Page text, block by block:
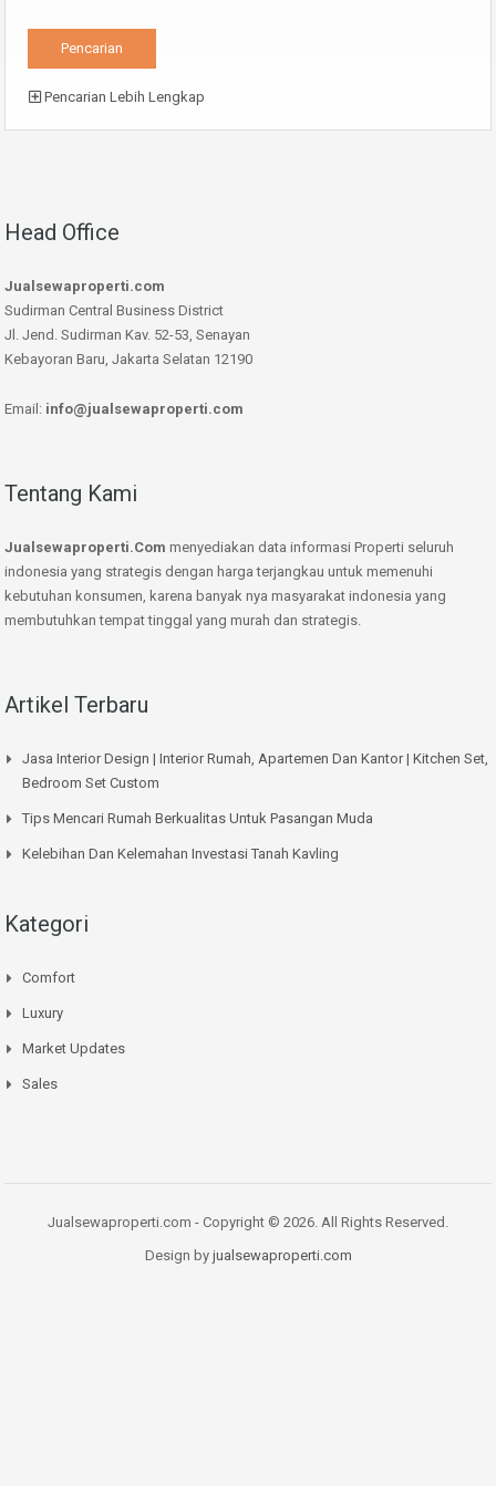
Pencarian Lebih Lengkap
Head Office
Jualsewaproperti.com
Sudirman Central Business District
Jl. Jend. Sudirman Kav. 52-53, Senayan
Kebayoran Baru, Jakarta Selatan 12190
Email: info@jualsewaproperti.com
Tentang Kami
Jualsewaproperti.Com menyediakan data informasi Properti seluruh
indonesia yang strategis dengan harga terjangkau untuk memenuhi
kebutuhan konsumen, karena banyak nya masyarakat indonesia yang
membutuhkan tempat tinggal yang murah dan strategis.
Artikel Terbaru
Jasa Interior Design | Interior Rumah, Apartemen Dan Kantor | Kitchen Set,
Bedroom Set Custom
Tips Mencari Rumah Berkualitas Untuk Pasangan Muda
Kelebihan Dan Kelemahan Investasi Tanah Kavling
Kategori
Comfort
Luxury
Market Updates
Sales
Jualsewaproperti.com - Copyright © 2026. All Rights Reserved.
Design by jualsewaproperti.com